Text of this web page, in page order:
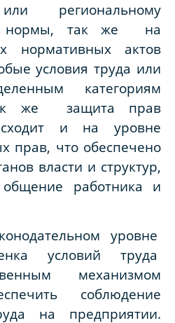
региональному
нормы, так же на
нормативных актов
условия труда или
категориям
же защита прав
и на уровне
прав, что обеспечено
власти и структур,
работника и
уровне
условий труда
механизмом
соблюдение
на предприятии.